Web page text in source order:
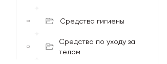
Средства гигиены
Средства по уходу за
телом